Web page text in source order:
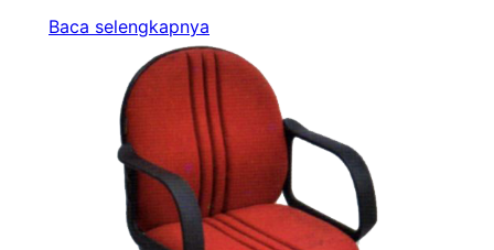
Baca selengkapnya